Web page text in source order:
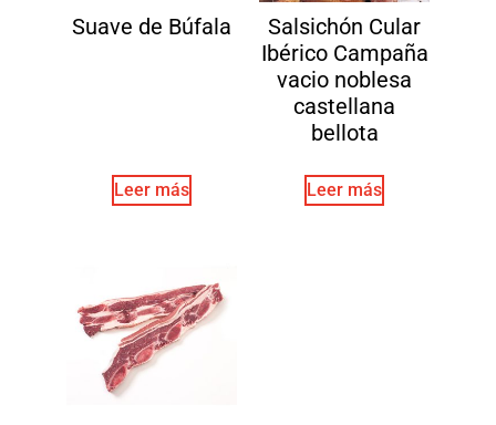
Suave de Búfala
Leer más
Salsichón Cular
Ibérico Campaña
vacio noblesa
castellana
bellota
Leer más